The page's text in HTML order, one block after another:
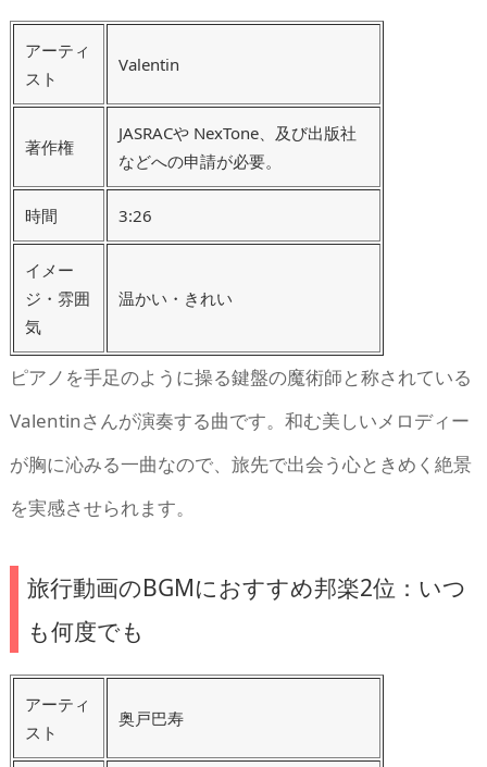
アーティ
スト
Valentin
著作権
JASRACや NexTone、及び出版社
などへの申請が必要。
時間 3:26
イメー
ジ・雰囲
気
温かい・きれい
ピアノを手足のように操る鍵盤の魔術師と称されている
Valentinさんが演奏する曲です。和む美しいメロディー
が胸に沁みる一曲なので、旅先で出会う心ときめく絶景
を実感させられます。
旅行動画のBGMにおすすめ邦楽2位：いつ
も何度でも
アーティ
スト
奥戸巴寿